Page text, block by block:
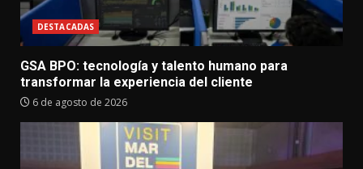
DESTACADAS
GSA BPO: tecnología y talento humano para
transformar la experiencia del cliente
6 de agosto de 2026